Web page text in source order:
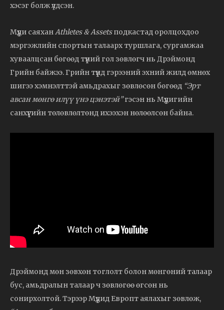
хэсэг болж үлдсэн.
Мүүди саяханAthletes & Assetsподкастад оролцохдоо
мэргэжлийн спортын талаарх туршлага, сургамжаа
хуваалцсан бөгөөд түүний гол зөвлөгч нь Дрэймонд
Грийн байжээ. Грийн түүнд гэрээний эхний жилд өмнөх
шигээ хэмнэлттэй амьдрахыг зөвлөсөн бөгөөд “Эрт
авсан мөнгө илүү үнэ цэнэтэй”гэсэн нь Мүүдигийн
санхүүгийн төлөвлөлтөнд ихээхэн нөлөөлсөн байна.
Дрэймонд мөн зөвхөн тоглолт болон мөнгөний талаар
бус, амьдралын талаар ч зөвлөгөө өгсөн нь
сонирхолтой. Тэрээр Мүүдид Европт аялахыг зөвлөж,